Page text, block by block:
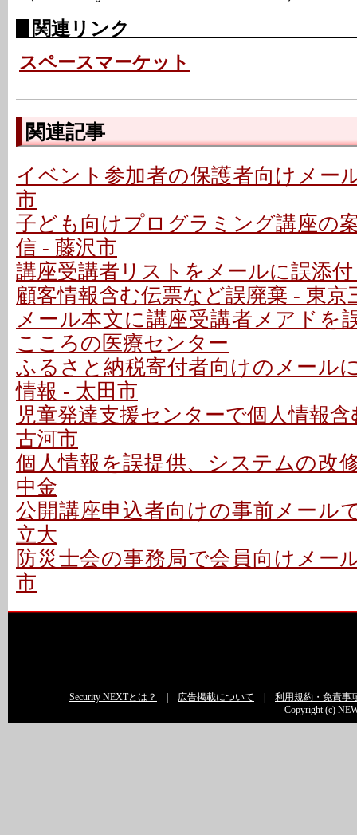
関連リンク
スペースマーケット
関連記事
イベント参加者の保護者向けメー
市
子ども向けプログラミング講座の
信 - 藤沢市
講座受講者リストをメールに誤添
顧客情報含む伝票など誤廃棄 - 東京
メール本文に講座受講者メアドを
こころの医療センター
ふるさと納税寄付者向けのメール
情報 - 太田市
児童発達支援センターで個人情報
古河市
個人情報を誤提供、システムの改
中金
公開講座申込者向けの事前メール
立大
防災士会の事務局で会員向けメー
市
Security NEXTとは？ 広告掲載について
利用規約・免責事
Copyright (c)